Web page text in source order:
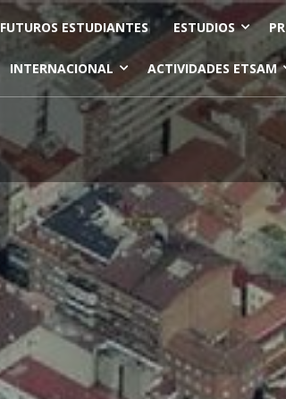
FUTUROS ESTUDIANTES ESTUDIOS
INTERNACIONAL ACTIVIDADES ETSAM